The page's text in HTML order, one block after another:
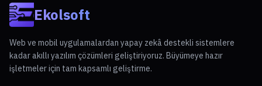
Ekolsoft
Web ve mobil uygulamalardan yapay zekâ destekli sistemlere
kadar akıllı yazılım çözümleri geliştiriyoruz. Büyümeye hazır
işletmeler için tam kapsamlı geliştirme.